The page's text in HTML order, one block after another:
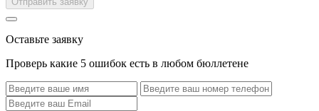
Оставьте заявку
Проверь какие 5 ошибок есть в любом бюллетене